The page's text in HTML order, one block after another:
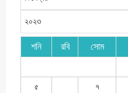
শনি রবি সোম
৫ ৭